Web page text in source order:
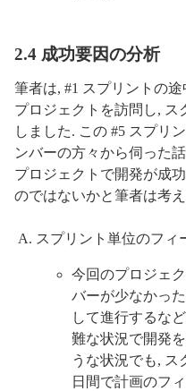
2.4 成功要因の分析
筆者は, #1 スプリントの
プロジェクトを訪問し, ス
しました. この #5 スプリ
ンバーの方々から伺った
プロジェクトで開発が成
のではないかと筆者は考
スプリント単位のフィ
今回のプロジェ
バーが少なかっ
して進行するな
難な状況で開発
うな状況でも, ス
日間で計画のフ